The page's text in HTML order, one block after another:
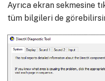
Ayrıca ekran sekmesine
tüm bilgileri de